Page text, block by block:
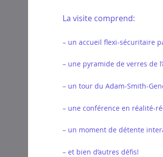
La visite comprend:
– un accueil flexi-sécuritaire
– une pyramide de verres de
– un tour du Adam-Smith-
– une conférence en réalité-
– un moment de détente
– et bien d’autres défis!